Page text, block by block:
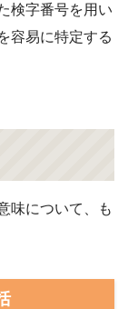
検字番号を用い
容易に特定する
味について、も